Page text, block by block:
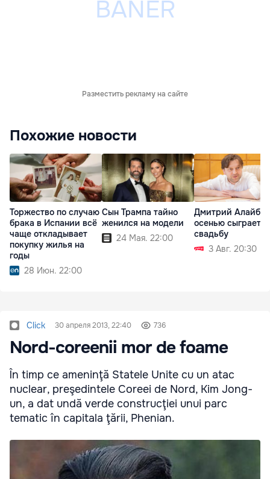
Разместить рекламу на сайте
Похожие новости
Торжество по случаю
брака в Испании всё
чаще откладывает
покупку жилья на
годы
28 Июн. 22:00
Сын Трампа тайно
женился на модели
24 Мая. 22:00
Дмитрий Алайба
осенью сыграет
свадьбу
3 Авг. 20:30
Click 30 апреля 2013, 22:40 736
Nord-coreenii mor de foame
În timp ce ameninţă Statele Unite cu un atac
nuclear, preşedintele Coreei de Nord, Kim Jong-
un, a dat undă verde construcţiei unui parc
tematic în capitala ţării, Phenian.